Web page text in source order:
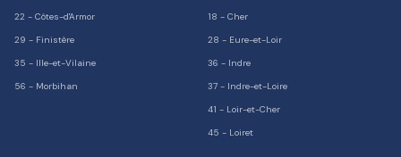
22 - Côtes-d'Armor
29 - Finistère
35 - Ille-et-Vilaine
56 - Morbihan
18 - Cher
28 - Eure-et-Loir
36 - Indre
37 - Indre-et-Loire
41 - Loir-et-Cher
45 - Loiret